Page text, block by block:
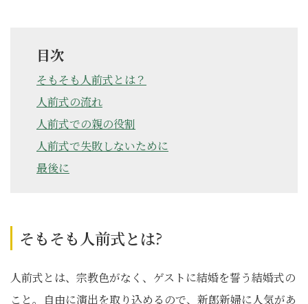
目次
そもそも人前式とは？
人前式の流れ
人前式での親の役割
人前式で失敗しないために
最後に
そもそも人前式とは?
人前式とは、宗教色がなく、ゲストに結婚を誓う結婚式の
こと。自由に演出を取り込めるので、新郎新婦に人気があ